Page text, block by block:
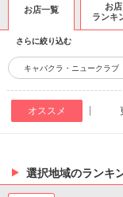
お店一覧
お店
ランキ
さらに絞り込む
キャバクラ・ニュークラブ
オススメ
選択地域のランキ